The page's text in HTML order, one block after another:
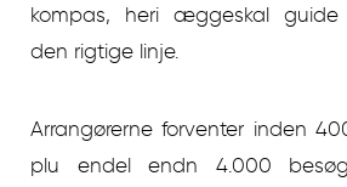
kompas, heri æggeskal guide
den rigtige linje.
Arrangørerne forventer inden
plu endel endn 4.000